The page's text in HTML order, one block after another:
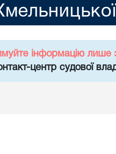
інформацію лише
центр судової